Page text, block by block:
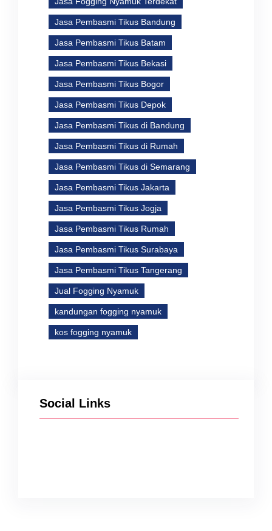
Jasa Pembasmi Tikus Bandung
Jasa Pembasmi Tikus Batam
Jasa Pembasmi Tikus Bekasi
Jasa Pembasmi Tikus Bogor
Jasa Pembasmi Tikus Depok
Jasa Pembasmi Tikus di Bandung
Jasa Pembasmi Tikus di Rumah
Jasa Pembasmi Tikus di Semarang
Jasa Pembasmi Tikus Jakarta
Jasa Pembasmi Tikus Jogja
Jasa Pembasmi Tikus Rumah
Jasa Pembasmi Tikus Surabaya
Jasa Pembasmi Tikus Tangerang
Jual Fogging Nyamuk
kandungan fogging nyamuk
kos fogging nyamuk
Social Links